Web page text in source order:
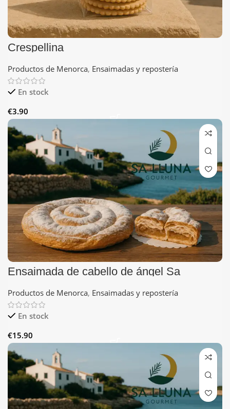
Crespellina
Productos de Menorca, Ensaimadas y repostería
En stock
€3.90
Ensaimada de cabello de ángel Sa
Productos de Menorca, Ensaimadas y repostería
En stock
€15.90